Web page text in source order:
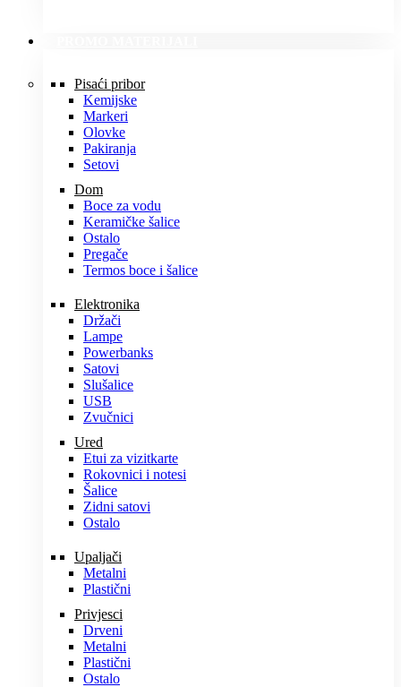
Pisaći pribor
Kemijske
Markeri
Olovke
Pakiranja
Setovi
Dom
Boce za vodu
Keramičke šalice
Ostalo
Pregače
Termos boce i šalice
Elektronika
Držači
Lampe
Powerbanks
Satovi
Slušalice
USB
Zvučnici
Ured
Etui za vizitkarte
Rokovnici i notesi
Šalice
Zidni satovi
Ostalo
Upaljači
Metalni
Plastični
Privjesci
Drveni
Metalni
Plastični
Ostalo